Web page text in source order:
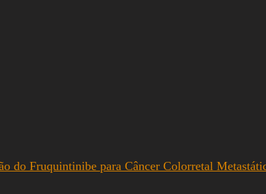
do Fruquintinibe para Câncer Colorretal